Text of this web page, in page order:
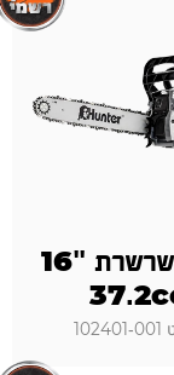
משור שרשרת "16